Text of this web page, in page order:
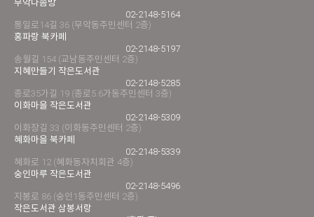
무악다솜방
02-2148-5164
통일로14길 36 (무악동주민센터 2층)
홍파랑 북카페
02-2148-5197
송월길 154 (교남동주민센터 2층)
지혜만들기 작은도서관
02-2148-5285
종로35가길 19 (종로5.6가동주민센터 3층)
이화마을 작은도서관
02-2148-5309
이화장길 33 (이화동주민센터 2층)
혜화마을 북카페
02-2148-5339
혜화로 12 (혜화동자치회관 4층)
숭인마루 작은도서관
02-2148-5496
지봉로 86 (숭인1동주민센터 2층)
작은도서관 삼봉서랑